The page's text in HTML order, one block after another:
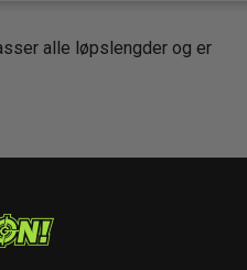
alle løpslengder og er